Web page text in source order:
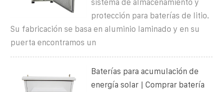
sistema de almacenamiento y
protección para baterías de litio.
Su fabricación se basa en aluminio laminado y en su
puerta encontramos un
Baterías para acumulación de
energía solar | Comprar batería